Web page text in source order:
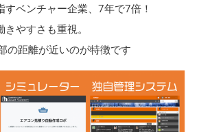
ベンチャー企業、7年で7倍！
やすさも重視。
の距離が近いのが特徴です